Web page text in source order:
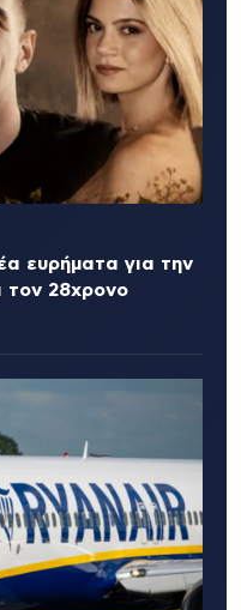
ευρήματα για την
τον 28χρονο